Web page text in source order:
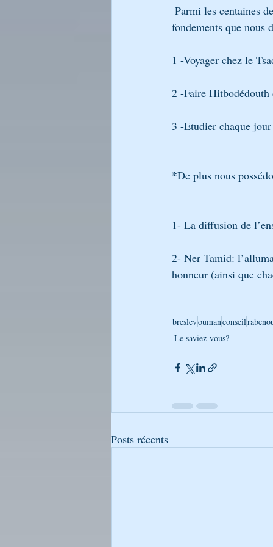
fondements que nous
1 -Voyager chez le
2 -Faire Hitbodédouth
3 -Etudier chaque
*De plus nous
1- La diffusion de
2- Ner Tamid:
honneur (ainsi que
breslevoumanconseil
Le saviez-vous?
Posts récents